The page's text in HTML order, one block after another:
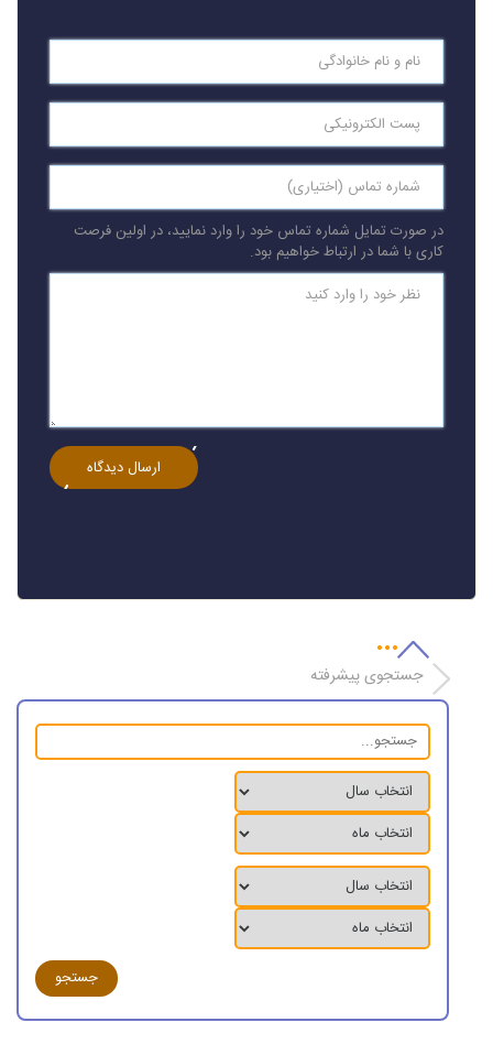
در صورت تمایل شماره تماس خود را وارد نمایید، در اولین فرصت
کاری با شما در ارتباط خواهیم بود.
جستجوی پیشرفته